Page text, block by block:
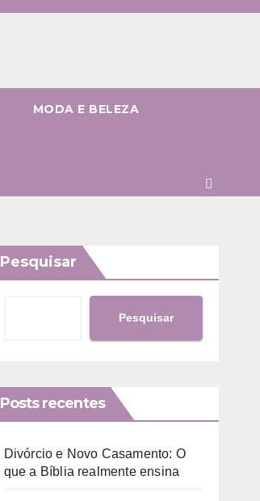
MODA E BELEZA
Pesquisar
Pesquisar
Posts recentes
Divórcio e Novo Casamento: O
que a Bíblia realmente ensina